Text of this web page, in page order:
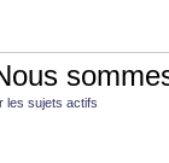
les sujets actifs